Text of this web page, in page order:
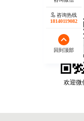
欢迎微
咨询热线
18140119082
回到顶部